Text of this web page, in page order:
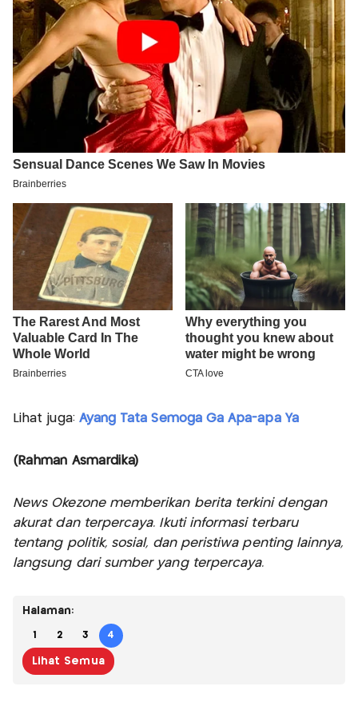
Lihat juga: Ayang Tata Semoga Ga Apa-apa Ya
(Rahman Asmardika)
News Okezone memberikan berita terkini dengan
akurat dan terpercaya. Ikuti informasi terbaru
tentang politik, sosial, dan peristiwa penting lainnya,
langsung dari sumber yang terpercaya.
Halaman:
1 2 3 4
Lihat Semua